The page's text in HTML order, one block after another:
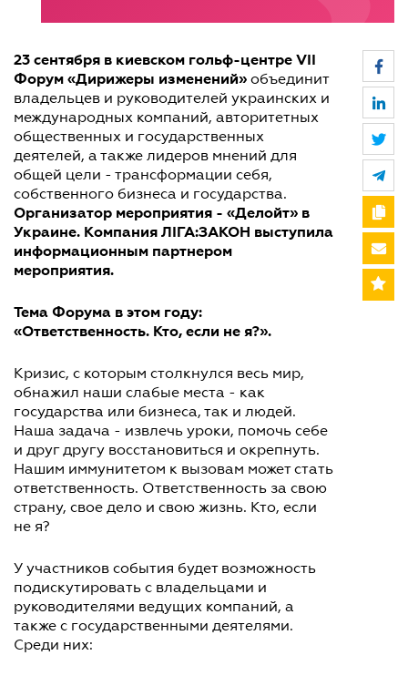
23 сентября в киевском гольф-центре VII
Форум «Дирижеры изменений» объединит
владельцев и руководителей украинских и
международных компаний, авторитетных
общественных и государственных
деятелей, а также лидеров мнений для
общей цели - трансформации себя,
собственного бизнеса и государства.
Организатор мероприятия - «Делойт» в
Украине. Компания ЛІГА:ЗАКОН выступила
информационным партнером
мероприятия.
Тема Форума в этом году:
«Ответственность. Кто, если не я?».
Кризис, с которым столкнулся весь мир,
обнажил наши слабые места - как
государства или бизнеса, так и людей.
Наша задача - извлечь уроки, помочь себе
и друг другу восстановиться и окрепнуть.
Нашим иммунитетом к вызовам может стать
ответственность. Ответственность за свою
страну, свое дело и свою жизнь. Кто, если
не я?
У участников события будет возможность
подискутировать с владельцами и
руководителями ведущих компаний, а
также с государственными деятелями.
Среди них: